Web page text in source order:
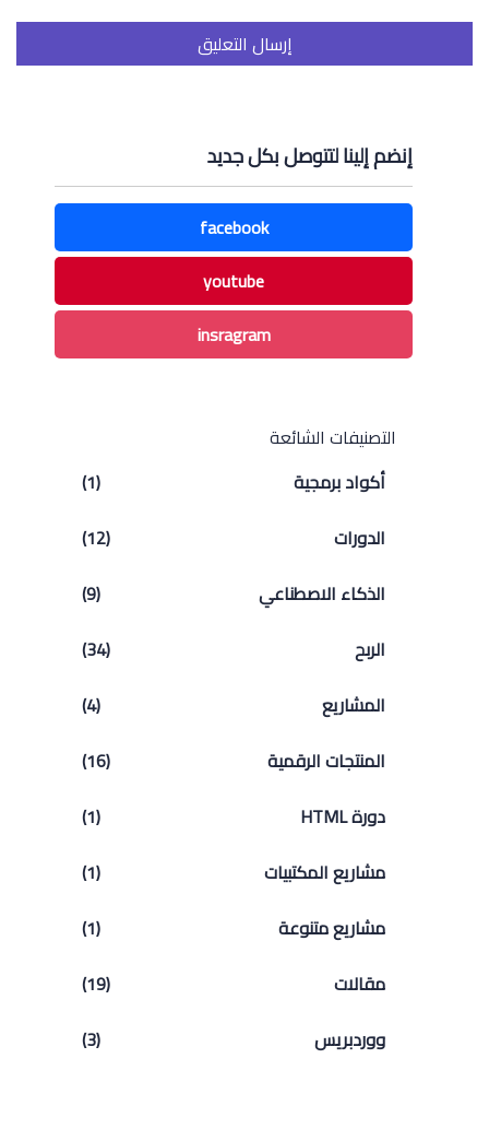
إنضم إلينا لتتوصل بكل جديد
facebook
youtube
insragram
التصنيفات الشائعة
أكواد برمجية
(1)
الدورات
(12)
الذكاء الاصطناعي
(9)
الربح
(34)
المشاريع
(4)
المنتجات الرقمية
(16)
دورة HTML
(1)
مشاريع المكتبيات
(1)
مشاريع متنوعة
(1)
مقالات
(19)
ووردبريس
(3)